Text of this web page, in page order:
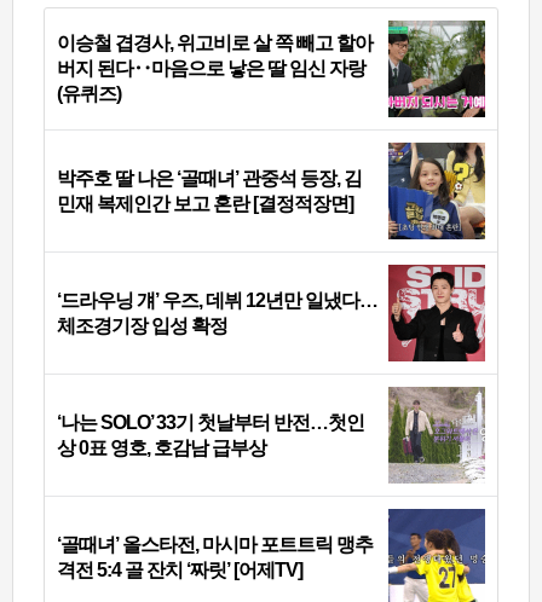
이승철 겹경사, 위고비로 살 쪽 빼고 할아
버지 된다‥마음으로 낳은 딸 임신 자랑
(유퀴즈)
박주호 딸 나은 ‘골때녀’ 관중석 등장, 김
민재 복제인간 보고 혼란 [결정적장면]
‘드라우닝 걔’ 우즈, 데뷔 12년만 일냈다…
체조경기장 입성 확정
‘나는 SOLO’ 33기 첫날부터 반전…첫인
상 0표 영호, 호감남 급부상
‘골때녀’ 올스타전, 마시마 포트트릭 맹추
격전 5:4 골 잔치 ‘짜릿’ [어제TV]